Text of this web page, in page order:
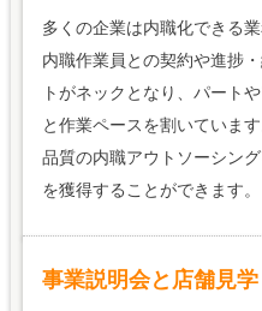
多くの企業は内職化できる
内職作業員との契約や進捗
トがネックとなり、パート
と作業ペースを割いていま
品質の内職アウトソーシン
を獲得することができます。
事業説明会と店舗見学